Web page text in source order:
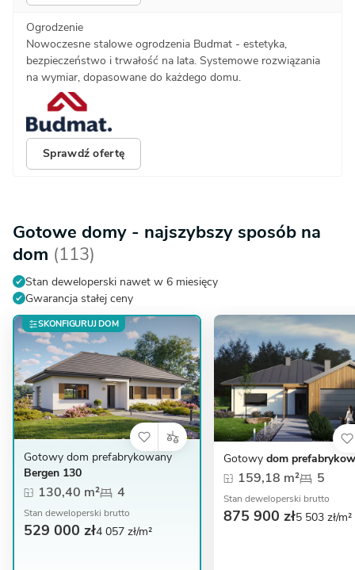
Ogrodzenie
Nowoczesne stalowe ogrodzenia Budmat - estetyka,
bezpieczeństwo i trwałość na lata. Systemowe rozwiązania
na wymiar, dopasowane do każdego domu.
Sprawdź ofertę
Gotowe domy - najszybszy sposób na
dom (113)
Stan deweloperski nawet w 6 miesięcy
Gwarancja stałej ceny
SKONFIGURUJ DOM
Gotowy dom prefabrykowany
Bergen 130
130,40 m² 4
Stan deweloperski brutto
529 000 zł4 057 zł/m²
Gotowy dom
159,18 m² 5
Stan deweloperski brutto
875 900 zł5 503 zł/m²